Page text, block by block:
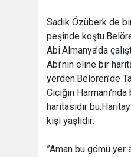
Sadık Özüberk de
peşinde
Abi.Almanya’da
Abi’nin eline bir
yerden.Belören’de
Ciciğin
haritasıdır
kişi yaşlıdır:
”Aman bu gömü yer